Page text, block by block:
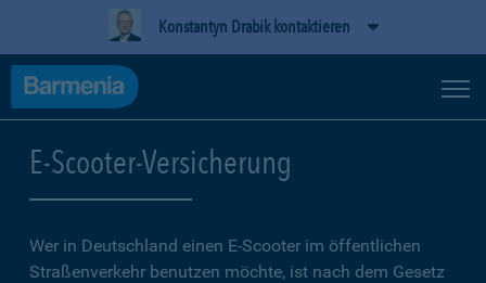
Konstantyn Drabik kontaktieren
E-Scooter-Versicherung
Wer in Deutschland einen E-Scooter im öffentlichen
Straßenverkehr benutzen möchte, ist nach dem Gesetz